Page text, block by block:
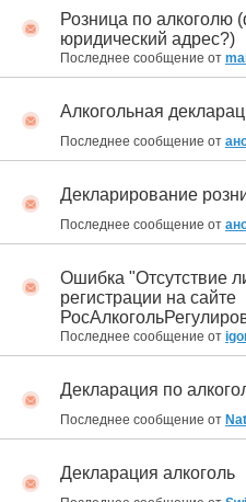
Розница по алкоголю
юридический адрес?)
Последнее сообщение от
Алкогольная
Последнее сообщение от
Декларирование
Последнее сообщение от
Ошибка "Отсутствие
регистрации на сайте
Последнее сообщение от
Декларация по
Последнее сообщение от
Декларация алкоголь